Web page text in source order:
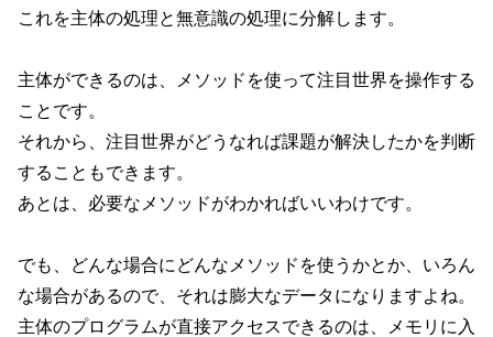
これを主体の処理と無意識の処理に分解します。
主体ができるのは、メソッドを使って注目世界を操作する
ことです。
それから、注目世界がどうなれば課題が解決したかを判断
することもできます。
あとは、必要なメソッドがわかればいいわけです。
でも、どんな場合にどんなメソッドを使うかとか、いろん
な場合があるので、それは膨大なデータになりますよね。
主体のプログラムが直接アクセスできるのは、メモリに入